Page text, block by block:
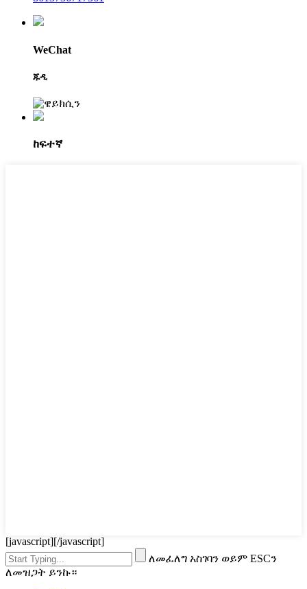
WeChat
ጁዲ
ከፍተኛ
[javascript] [/javascript]
ለመፈለግ አስገባን ወይም ESCን
ለመዝጋት ይንኩ።